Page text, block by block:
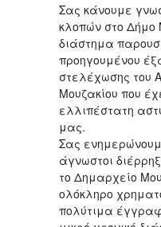
Σας κάνουμε
κλοπών στο Δήμο
διάστημα
προηγουμένου
στελέχωσης του
Μουζακίου που
ελλιπέστατη
μας.
Σας
άγνωστοι
το Δημαρχείο
ολόκληρο
πολύτιμα